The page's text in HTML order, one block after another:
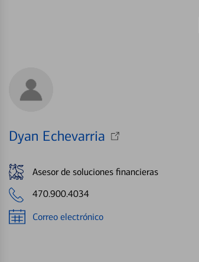
Dyan Echevarria
Asesor de soluciones financieras
470.900.4034
Correo electrónico